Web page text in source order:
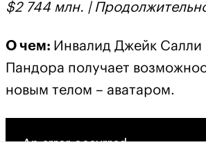
$2 744 млн. |
О чем: Инвалид Джейк Салли
Пандора получает
новым телом – аватаром.